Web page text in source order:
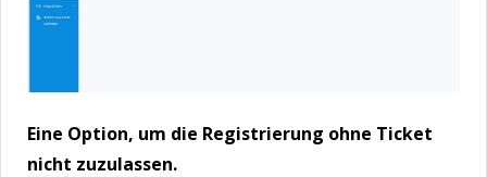
Eine Option, um die Registrierung ohne Ticket
nicht zuzulassen.